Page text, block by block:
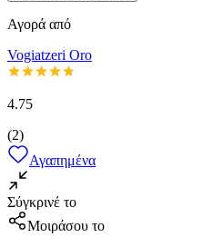
Αγορά από
Vogiatzeri Oro
4.75
(2)
Αγαπημένα
Σύγκρινέ το
Μοιράσου το